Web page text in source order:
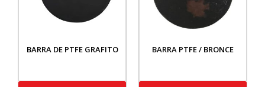
BARRA DE PTFE GRAFITO BARRA PTFE / BRONCE